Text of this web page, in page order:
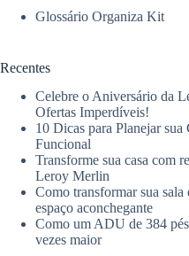
Plena
Glossário Organiza Kit
Recentes
Celebre o Aniversário da
Ofertas Imperdíveis!
10 Dicas para Planejar
Funcional
Transforme sua casa com
Leroy Merlin
Como transformar sua
espaço aconchegante
Como um ADU de 384
vezes maior